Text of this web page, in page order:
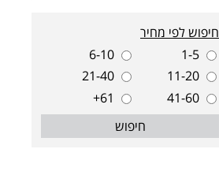
חיפוש לפי מחיר
1-5
6-10
11-20
21-40
41-60
61+
חיפוש